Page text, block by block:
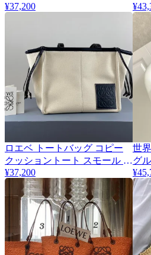
ト 33002AA93
¥37,200
千
ロエベ トートバッグ コピー
クッショントート スモール キ
ャンバス カーフ lot20744 トー
トバッグ アナグラム
¥37,200
世
グ
男